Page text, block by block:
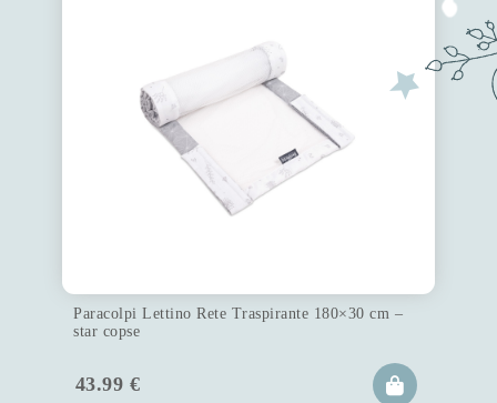
Paracolpi Lettino Rete Traspirante 180×30 cm –
star copse
43.99 €